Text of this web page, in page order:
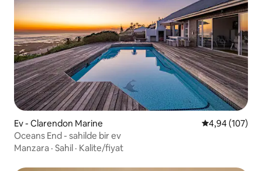
Ev - Clarendon Marine 5 üzerinden
4,94 (107)
Oceans End - sahilde bir ev
Manzara · Sahil · Kalite/fiyat